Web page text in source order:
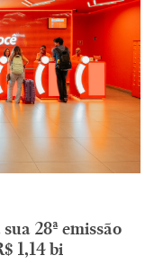
28ª emissão
1,14 bi